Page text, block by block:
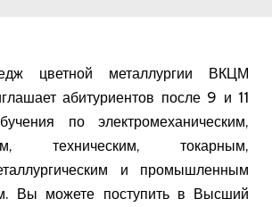
цветной металлургии ВКЦМ
абитуриентов после 9 и 11
по электромеханическим,
техническим, токарным,
и промышленным
Вы можете поступить в Высший